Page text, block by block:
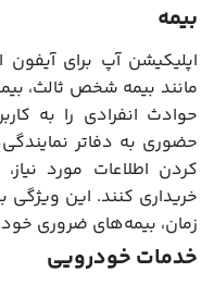
بیمه
اپلیکیشن آپ برای
مانند بیمه شخص ثالث،
حوادث انفرادی را به
حضوری به دفاتر
کردن اطلاعات مورد
خریداری کنند. این ویژگی
زمان، بیمه‌های ضروری خود
خدمات خودرویی